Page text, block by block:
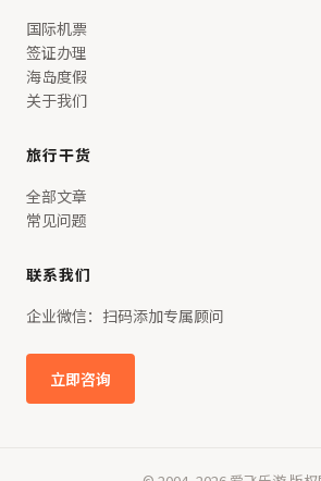
国际机票
签证办理
海岛度假
关于我们
旅行干货
全部文章
常见问题
联系我们
企业微信：扫码添加专属顾问
立即咨询